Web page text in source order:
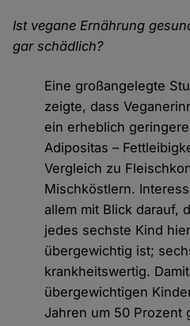
Ist vegane Ernährung
gar schädlich?
Eine großangelegte
zeigte, dass
ein erheblich
Adipositas –
Vergleich zu
Mischköstlern.
allem mit Blick darauf,
jedes sechste Kind
übergewichtig ist;
krankheitswertig.
übergewichtigen
Jahren um 50 Prozent